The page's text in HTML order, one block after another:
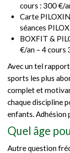
cours : 300 €/
Carte
séances
BOXFIT &
€/an – 4 cours
Avec un tel
sports les plus
complet et
chaque discipline
enfants. Adhésion
Quel âge
Autre question